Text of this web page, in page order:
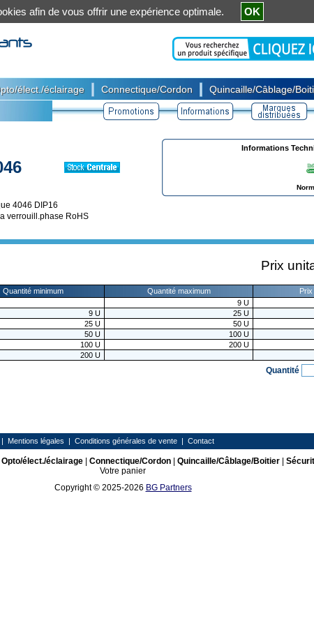
élect./éclairage Connectique/Cordon Quincaille/Câblage/
Informations
4046 DIP16
verrouill.phase RoHS
Prix
Quantité minimum Quantité maximum
9 U
9 U 25 U
25 U 50 U
50 U 100 U
100 U 200 U
200 U
Quantité
| Mentions légales | Conditions générales de vente | Contact
Opto/élect./éclairage| Connectique/Cordon| Quincaille/Câblage/Boitier|
Votre panier
Copyright © 2025-2026 BG Partners
afin de vous offrir une expérience optimale. OK